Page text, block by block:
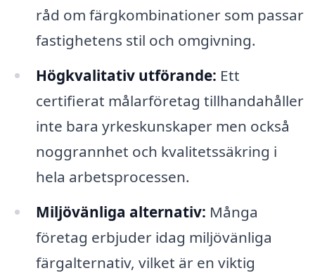
råd om färgkombinationer som passar
fastighetens stil och omgivning.
Högkvalitativ utförande: Ett
certifierat målarföretag tillhandahåller
inte bara yrkeskunskaper men också
noggrannhet och kvalitetssäkring i
hela arbetsprocessen.
Miljövänliga alternativ: Många
företag erbjuder idag miljövänliga
färgalternativ, vilket är en viktig